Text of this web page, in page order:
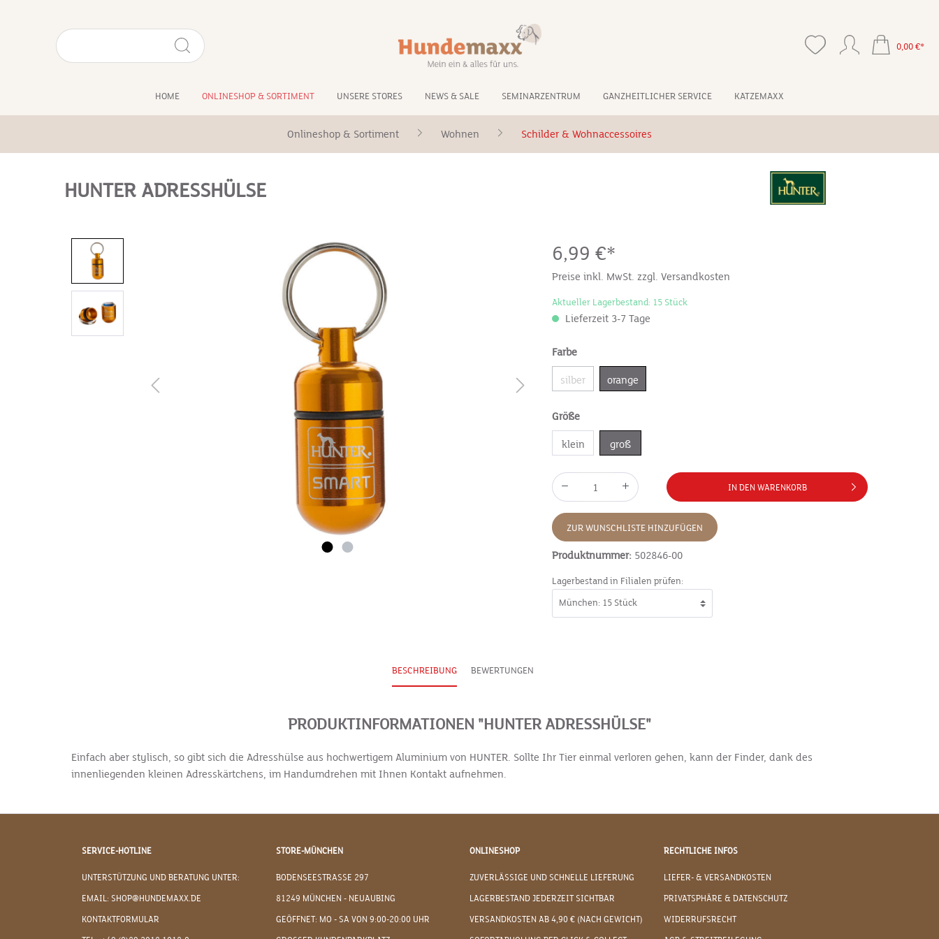
0,00 €*
HOME ONLINESHOP & SORTIMENT UNSERE STORES NEWS & SALE SEMINARZENTRUM GANZHEITLICHER SERVICE KATZEMAXX
Onlineshop & Sortiment Wohnen Schilder & Wohnaccessoires
HUNTER ADRESSHÜLSE
6,99 €*
Preise inkl. MwSt. zzgl. Versandkosten
Aktueller Lagerbestand: 15 Stück
Lieferzeit 3-7 Tage
Farbe
silber orange
Größe
klein groß
IN DEN WARENKORB
ZUR WUNSCHLISTE HINZUFÜGEN
Produktnummer: 502846-00
Lagerbestand in Filialen prüfen:
BESCHREIBUNG BEWERTUNGEN
PRODUKTINFORMATIONEN "HUNTER ADRESSHÜLSE"
Einfach aber stylisch, so gibt sich die Adresshülse aus hochwertigem Aluminium von HUNTER. Sollte Ihr Tier einmal verloren gehen, kann der Finder, dank des
innenliegenden kleinen Adresskärtchens, im Handumdrehen mit Ihnen Kontakt aufnehmen.
SERVICE-HOTLINE
UNTERSTÜTZUNG UND BERATUNG UNTER:
EMAIL: SHOP@HUNDEMAXX.DE
KONTAKTFORMULAR
STORE-MÜNCHEN
BODENSEESTRASSE 297
81249 MÜNCHEN - NEUAUBING
GEÖFFNET: MO - SA VON 9:00-20:00 UHR
ONLINESHOP
ZUVERLÄSSIGE UND SCHNELLE LIEFERUNG
LAGERBESTAND JEDERZEIT SICHTBAR
VERSANDKOSTEN AB 4,90 € (NACH GEWICHT)
RECHTLICHE INFOS
LIEFER- & VERSANDKOSTEN
PRIVATSPHÄRE & DATENSCHUTZ
WIDERRUFSRECHT